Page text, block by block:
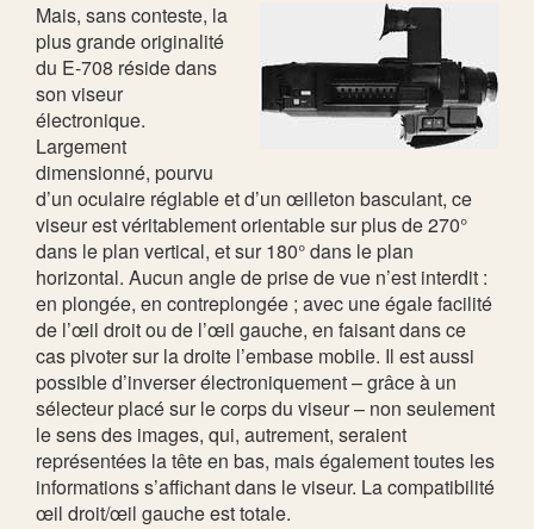
Mais, sans conteste, la
plus grande originalité
du E-708 réside dans
son viseur
électronique.
Largement
dimensionné, pourvu
d’un oculaire réglable et d’un œilleton basculant, ce
viseur est véritablement orientable sur plus de 270°
dans le plan vertical, et sur 180° dans le plan
horizontal. Aucun angle de prise de vue n’est interdit :
en plongée, en contreplongée ; avec une égale facilité
de l’œil droit ou de l’œil gauche, en faisant dans ce
cas pivoter sur la droite l’embase mobile. Il est aussi
possible d’inverser électroniquement – grâce à un
sélecteur placé sur le corps du viseur – non seulement
le sens des images, qui, autrement, seraient
représentées la tête en bas, mais également toutes les
informations s’affichant dans le viseur. La compatibilité
œil droit/œil gauche est totale.